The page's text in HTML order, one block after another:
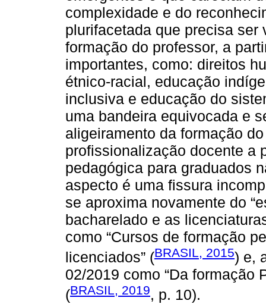
complexidade e do
plurifacetada que precisa
formação do professor, a
importantes, como: direitos
étnico-racial, educação
inclusiva e educação do
uma bandeira equivocada e
aligeiramento da formação
profissionalização docente a
pedagógica para graduados
aspecto é uma fissura
se aproxima novamente do
bacharelado e as
como “Cursos de formação
licenciados” (BRASIL, 2015) e,
02/2019 como “Da formação
(BRASIL, 2019, p. 10).